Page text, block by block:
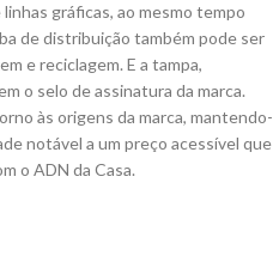
gráficas, ao mesmo tempo
de distribuição também pode ser
e reciclagem. E a tampa,
o selo de assinatura da marca.
às origens da marca, mantendo-
notável a um preço acessível que
o ADN da Casa.